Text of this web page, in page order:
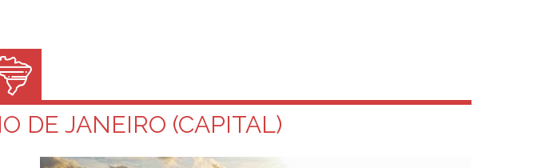
DE JANEIRO (CAPITAL)